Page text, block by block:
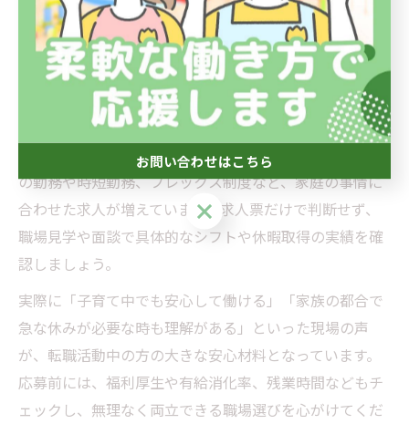
験やスキルを活かしつつ、無理なく働ける理想の働き方
を実現できます。
家庭と仕事を両立できる勤務条件の探し方
児童指導員として家庭と仕事を両立するには、勤務条件
の見極めが重要です。特に百合丘エリアでは、週3日から
の勤務や時短勤務、フレックス制度など、家庭の事情に
合わせた求人が増えています。求人票だけで判断せず、
職場見学や面談で具体的なシフトや休暇取得の実績を確
認しましょう。
実際に「子育て中でも安心して働ける」「家族の都合で
急な休みが必要な時も理解がある」といった現場の声
が、転職活動中の方の大きな安心材料となっています。
応募前には、福利厚生や有給消化率、残業時間などもチ
ェックし、無理なく両立できる職場選びを心がけてくだ
お問い合わせはこちら
お問い合わせはこちら